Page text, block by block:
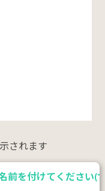
されます
前を付けてください(